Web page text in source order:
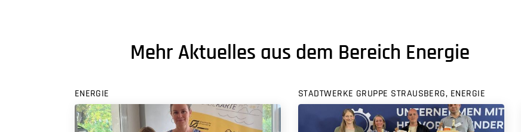
Mehr Aktuelles aus dem Bereich Energie
ENERGIE STADTWERKE GRUPPE STRAUSBERG, ENERGIE